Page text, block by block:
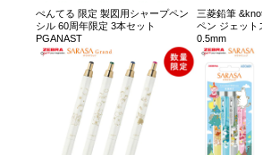
ぺんてる 限定 製図用シャープペン
シル 60周年限定 3本セット
PGANAST
三菱鉛筆
ペン ジェット
0.5mm